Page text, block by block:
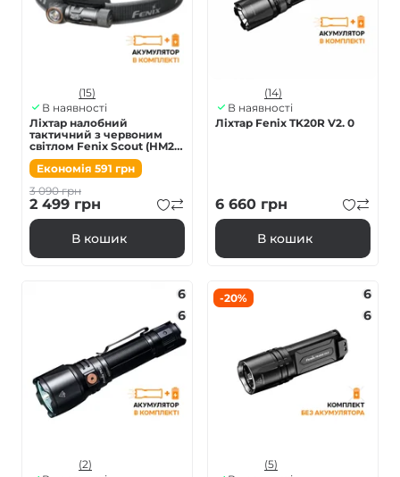
(15)
В наявності
Ліхтар налобний
тактичний з червоним
світлом Fenix Scout (HM23
V2.0) | Лімітована серія
Економія 591 грн
3 090грн
2 499 грн
В кошик
(14)
В наявності
Ліхтар Fenix TK20R V2. 0
6 660 грн
В кошик
6
6
(2)
-20%
6
6
(5)